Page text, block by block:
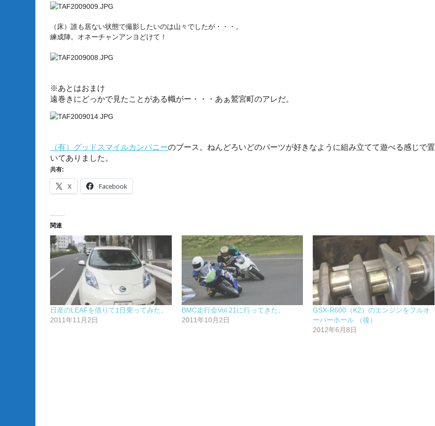
（床）誰も居ない状態で撮影したいのは山々でしたが・・・。
練成陣。オネーチャンアンヨどけて！
※あとはおまけ
遠巻きにどっかで見たことがある幟がー・・・あぁ鷲宮町のアレだ。
（有）グッドスマイルカンパニーのブース。ねんどろいどのパーツが好きなように組み立てて遊べる感じで置
いてありました。
共有:
X Facebook
関連
日産のLEAFを借りて1日乗ってみた。
2011年11月2日
BMC走行会Vol.21に行ってきた。
2011年10月2日
GSX-R600（K2）のエンジンをフルオ
ーバーホール （後）
2012年6月8日